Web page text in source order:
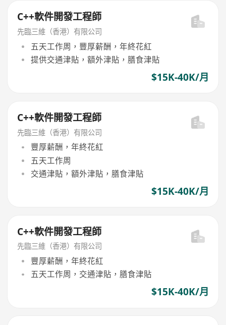
C++軟件開發工程師
先臨三維（香港）有限公司
五天工作周，豐厚薪酬，年終花紅
提供交通津貼，額外津貼，膳食津貼
$15K-40K/月
C++軟件開發工程師
先臨三維（香港）有限公司
豐厚薪酬，年終花紅
五天工作周
交通津貼，額外津貼，膳食津貼
$15K-40K/月
C++軟件開發工程師
先臨三維（香港）有限公司
豐厚薪酬，年終花紅
五天工作周，交通津貼，膳食津貼
$15K-40K/月